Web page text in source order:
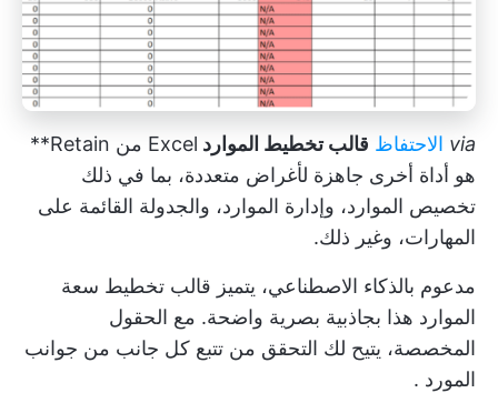
via الاحتفاظ قالب تخطيط الموارد
Excel من Retain**
هو أداة أخرى جاهزة لأغراض متعددة، بما في ذلك
تخصيص الموارد، وإدارة الموارد، والجدولة القائمة على
المهارات، وغير ذلك.
مدعوم بالذكاء الاصطناعي، يتميز قالب تخطيط سعة
الموارد هذا بجاذبية بصرية واضحة. مع الحقول
المخصصة، يتيح لك التحقق من تتبع كل جانب من جوانب
المورد .